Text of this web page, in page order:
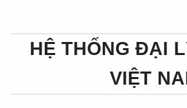
HỆ THỐNG ĐẠI
VIỆT